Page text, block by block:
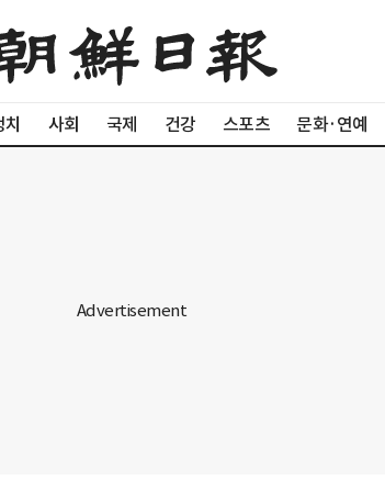
치 사회 국제 건강 스포츠 문화·연예